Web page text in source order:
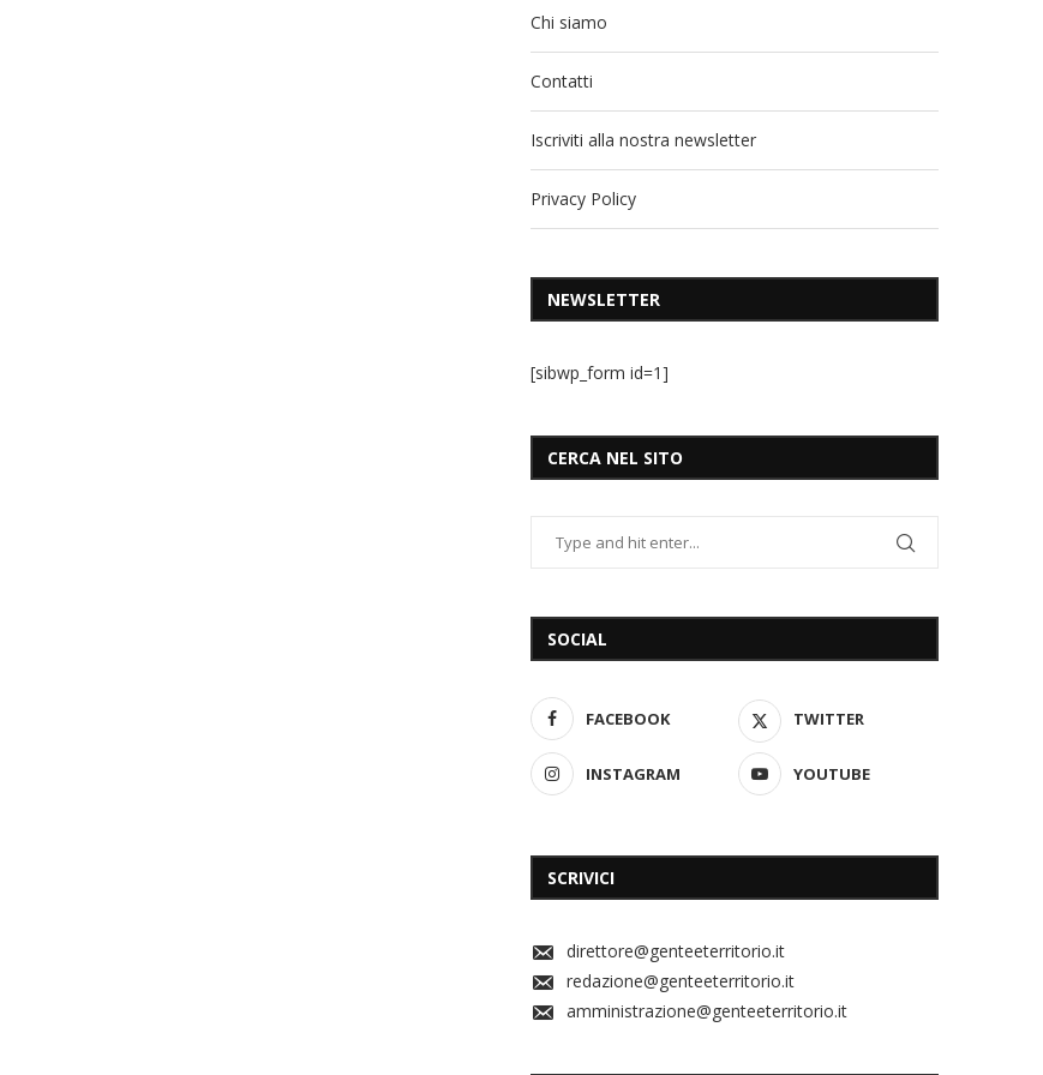
Chi siamo
Contatti
Iscriviti alla nostra newsletter
Privacy Policy
NEWSLETTER
[sibwp_form id=1]
CERCA NEL SITO
SOCIAL
FACEBOOK TWITTER
INSTAGRAM YOUTUBE
SCRIVICI
direttore@genteeterritorio.it
redazione@genteeterritorio.it
amministrazione@genteeterritorio.it